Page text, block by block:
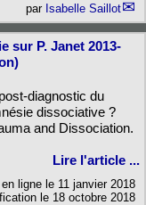
par Isabelle Saillot
sur P. Janet 2013-
diagnostic du
dissociative ?
and Dissociation.
Lire l'article ...
ligne le 11 janvier 2018
le 18 octobre 2018